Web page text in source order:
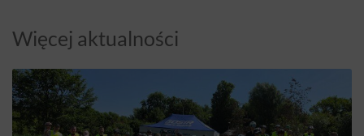
Więcej aktualności